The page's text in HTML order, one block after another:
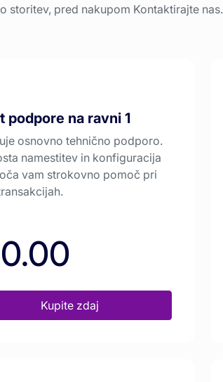
storitev, pred nakupom Kontaktirajte nas.
podpore na ravni 1
osnovno tehnično podporo.
namestitev in konfiguracija
vam strokovno pomoč pri
Kupite zdaj